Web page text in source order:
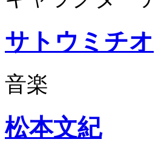
サトウミチオ
音楽
松本文紀